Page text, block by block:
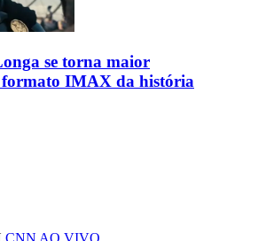
se torna maior
formato IMAX da história
CNN AO VIVO